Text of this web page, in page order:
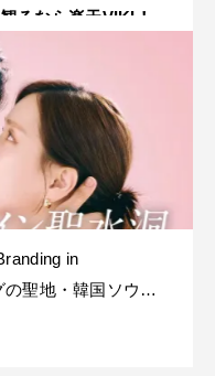
るなら楽天VIKI！
in
聖地・韓国ソウル
るマーケティング会